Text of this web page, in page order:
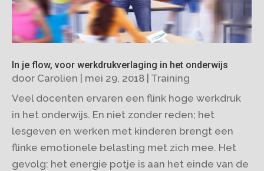
In je flow, voor werkdrukverlaging in het onderwijs
door Carolien mei 29, 2018 Training
Veel docenten ervaren een flink hoge werkdruk
in het onderwijs. En niet zonder reden; het
lesgeven en werken met kinderen brengt een
flinke emotionele belasting met zich mee. Het
gevolg: het energie potje is aan het einde van de